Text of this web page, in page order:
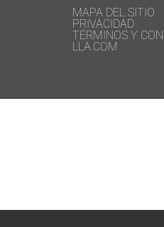
MAPA DEL SITIO
PRIVACIDAD
TÉRMINOS Y
LLA.COM